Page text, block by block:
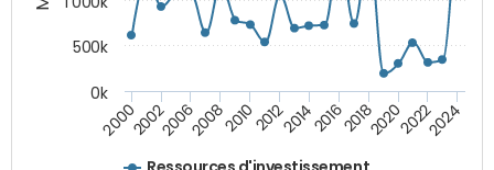
Ressources d'investissement
200020022006200820102012201420162018202020222024
0k
500k